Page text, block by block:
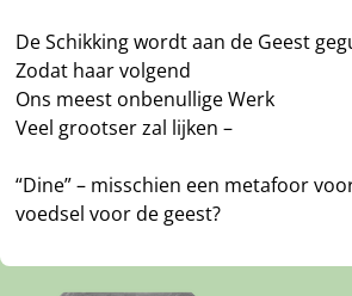
De Schikking wordt aan de Geest
Zodat haar volgend
Ons meest onbenullige Werk
Veel grootser zal lijken –
“Dine” – misschien een metafoor
voedsel voor de geest?